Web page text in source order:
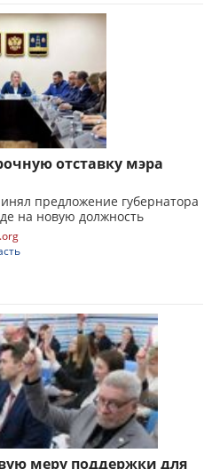
отставку мэра
предложение губернатора
на новую должность
меру поддержки для